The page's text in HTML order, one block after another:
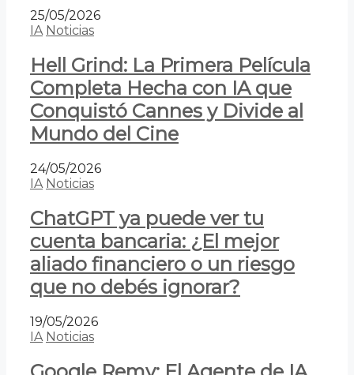
25/05/2026
IA Noticias
Hell Grind: La Primera Película
Completa Hecha con IA que
Conquistó Cannes y Divide al
Mundo del Cine
24/05/2026
IA Noticias
ChatGPT ya puede ver tu
cuenta bancaria: ¿El mejor
aliado financiero o un riesgo
que no debés ignorar?
19/05/2026
IA Noticias